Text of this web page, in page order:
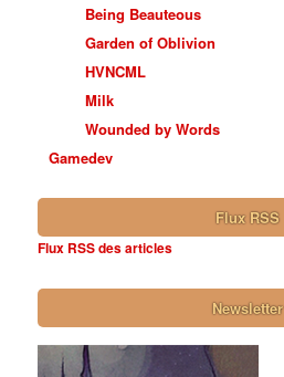
Being Beauteous
Garden of Oblivion
HVNCML
Milk
Wounded by Words
Gamedev
Flux RSS
Flux RSS des articles
Newsletter